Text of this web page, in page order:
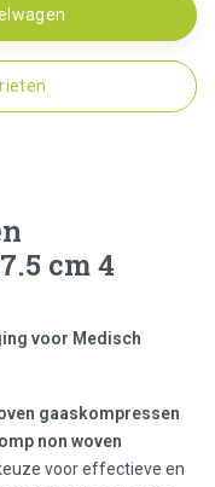
cm 4
voor Medisch
gaaskompressen
non woven
voor effectieve en